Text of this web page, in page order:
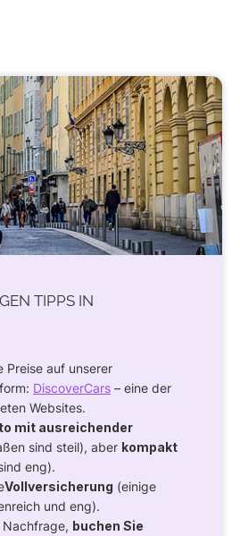
TIPPS IN
Preise auf unserer
DiscoverCars – eine der
Websites.
mit ausreichender
sind steil), aber kompakt
eng).
Vollversicherung (einige
und eng).
buchen Sie